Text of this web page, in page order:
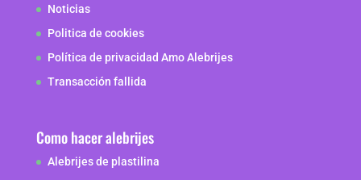
Noticias
Politica de cookies
Política de privacidad Amo Alebrijes
Transacción fallida
Como hacer alebrijes
Alebrijes de plastilina